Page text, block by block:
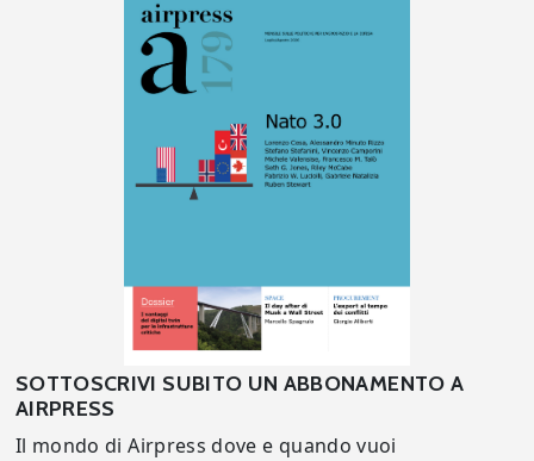
SOTTOSCRIVI SUBITO UN ABBONAMENTO A
AIRPRESS
Il mondo di Airpress dove e quando vuoi